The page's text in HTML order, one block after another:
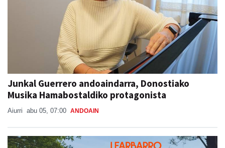
Junkal Guerrero andoaindarra, Donostiako
Musika Hamabostaldiko protagonista
Aiurri abu 05, 07:00 ANDOAIN